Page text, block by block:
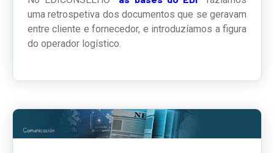
uma retrospetiva dos documentos que se geravam
entre cliente e fornecedor, e introduzíamos a figura
do operador logístico.